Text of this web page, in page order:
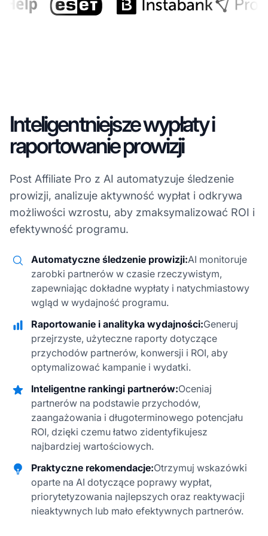
Inteligentniejsze wypłaty i
raportowanie prowizji
Post Affiliate Pro z AI automatyzuje śledzenie
prowizji, analizuje aktywność wypłat i odkrywa
możliwości wzrostu, aby zmaksymalizować ROI i
efektywność programu.
Automatyczne śledzenie prowizji:AI monitoruje
zarobki partnerów w czasie rzeczywistym,
zapewniając dokładne wypłaty i natychmiastowy
wgląd w wydajność programu.
Raportowanie i analityka wydajności:Generuj
przejrzyste, użyteczne raporty dotyczące
przychodów partnerów, konwersji i ROI, aby
optymalizować kampanie i wydatki.
Inteligentne rankingi partnerów:Oceniaj
partnerów na podstawie przychodów,
zaangażowania i długoterminowego potencjału
ROI, dzięki czemu łatwo zidentyfikujesz
najbardziej wartościowych.
Praktyczne rekomendacje:Otrzymuj wskazówki
oparte na AI dotyczące poprawy wypłat,
priorytetyzowania najlepszych oraz reaktywacji
nieaktywnych lub mało efektywnych partnerów.